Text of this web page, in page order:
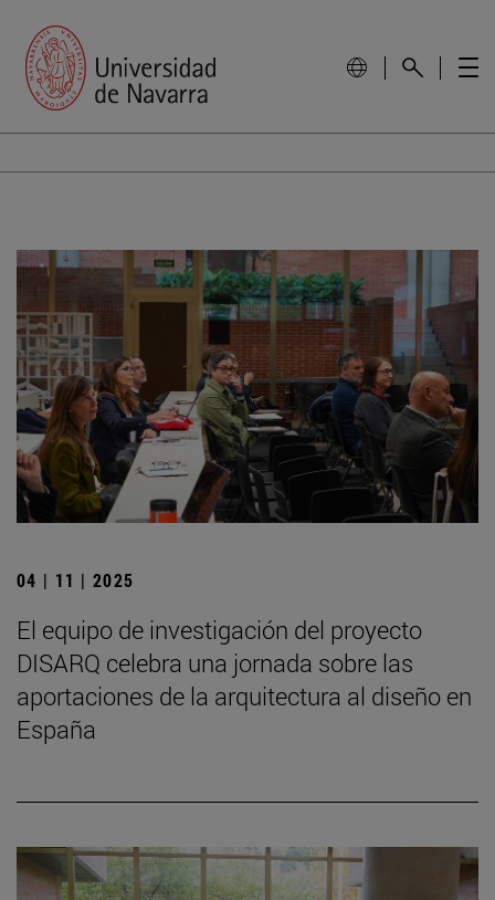
04 | 11 | 2025
El equipo de investigación del proyecto
DISARQ celebra una jornada sobre las
aportaciones de la arquitectura al diseño en
España